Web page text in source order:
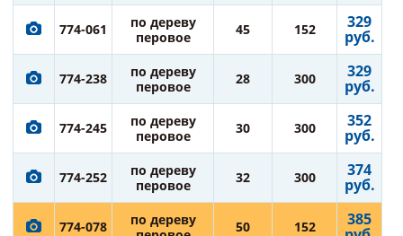
774-061
по дереву
перовое
45 152 329
руб.
774-238
по дереву
перовое
28 300 329
руб.
774-245
по дереву
перовое
30 300 352
руб.
774-252
по дереву
перовое
32 300 374
руб.
774-078
по дереву
50 152 385